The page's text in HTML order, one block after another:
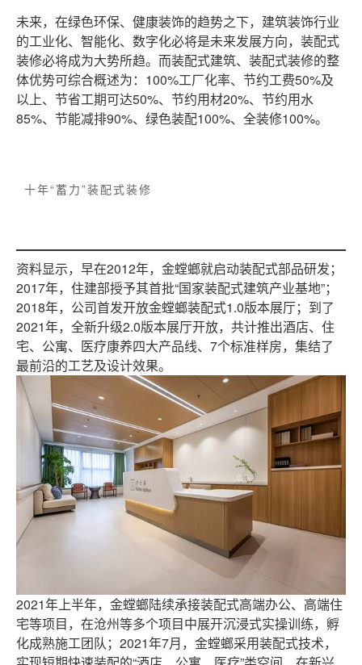
未来，在绿色环保、健康装饰的趋势之下，建筑装饰行业
的工业化、智能化、数字化必将是未来发展方向，装配式
装修必将成为大势所趋。而装配式建筑、装配式装修的整
体优势可综合概述为：100%工厂化率、节约工费50%及
以上、节省工期可达50%、节约用材20%、节约用水
85%、节能减排90%、绿色装配100%、全装修100%。
十年“蓄力”装配式装修
资料显示，早在2012年，金螳螂就启动装配式部品研发；
2017年，住建部授予其首批“国家装配式建筑产业基地”；
2018年，公司首发开放金螳螂装配式1.0版本展厅；到了
2021年，全新升级2.0版本展厅开放，共计推出酒店、住
宅、公寓、医疗康养四大产品线、7个标准样房，集结了
最前沿的工艺及设计效果。
2021年上半年，金螳螂陆续承接装配式高端办公、高端住
宅等项目，在沧州等多个项目中展开沉浸式实操训练，孵
化成熟施工团队；2021年7月，金螳螂采用装配式技术，